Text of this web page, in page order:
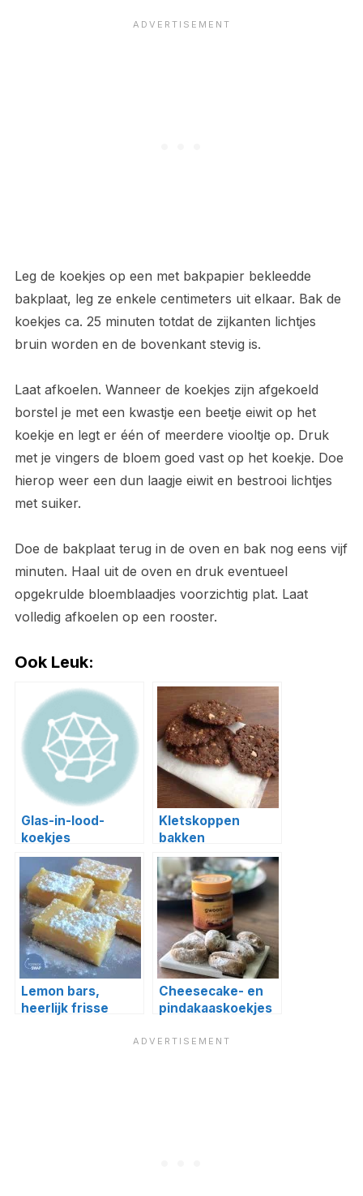
Leg de koekjes op een met bakpapier bekleedde
bakplaat, leg ze enkele centimeters uit elkaar. Bak de
koekjes ca. 25 minuten totdat de zijkanten lichtjes
bruin worden en de bovenkant stevig is.
Laat afkoelen. Wanneer de koekjes zijn afgekoeld
borstel je met een kwastje een beetje eiwit op het
koekje en legt er één of meerdere viooltje op. Druk
met je vingers de bloem goed vast op het koekje. Doe
hierop weer een dun laagje eiwit en bestrooi lichtjes
met suiker.
Doe de bakplaat terug in de oven en bak nog eens vijf
minuten. Haal uit de oven en druk eventueel
opgekrulde bloemblaadjes voorzichtig plat. Laat
volledig afkoelen op een rooster.
Ook Leuk:
Glas-in-lood-
koekjes
Kletskoppen
bakken
Lemon bars,
heerlijk frisse
Cheesecake- en
pindakaaskoekjes
koekjes van eigen